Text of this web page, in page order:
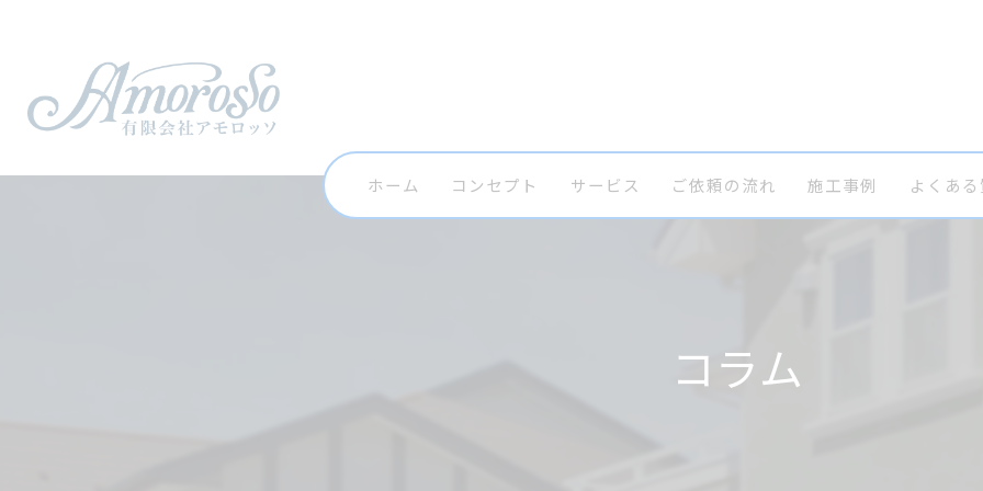
ホーム コンセプト サービス ご依頼の流れ 施工事例 よくあ
コラム